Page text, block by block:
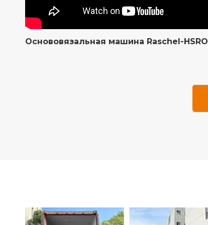
Основовязальная машина Raschel-HSRO